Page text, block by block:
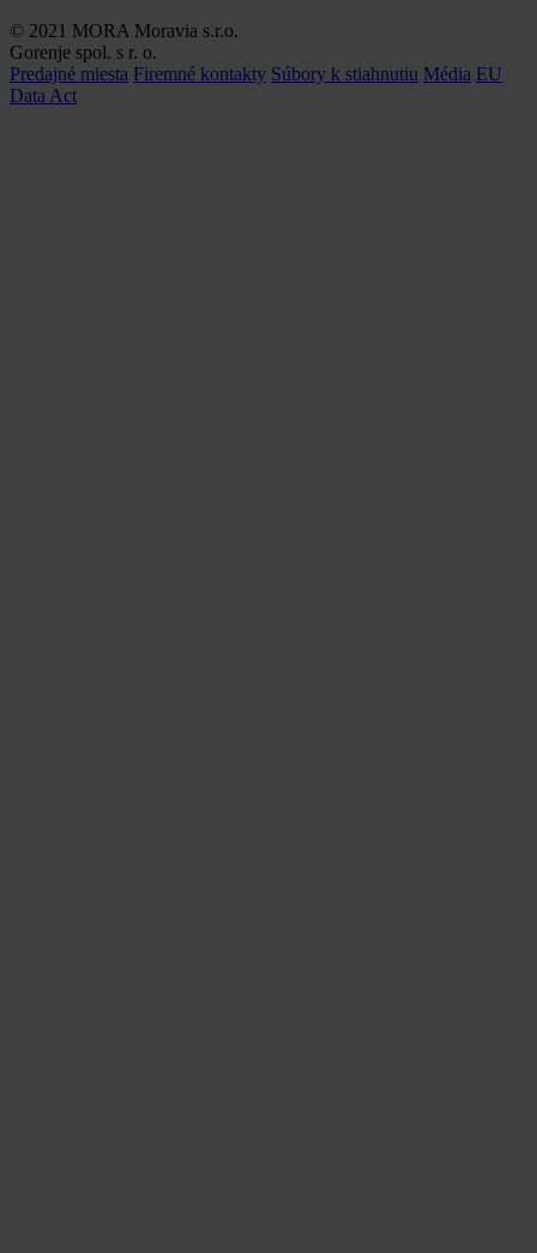
© 2021 MORA Moravia s.r.o.
Gorenje spol. s r. o.
Predajné miesta Firemné kontakty Súbory k stiahnutiu Média EU
Data Act